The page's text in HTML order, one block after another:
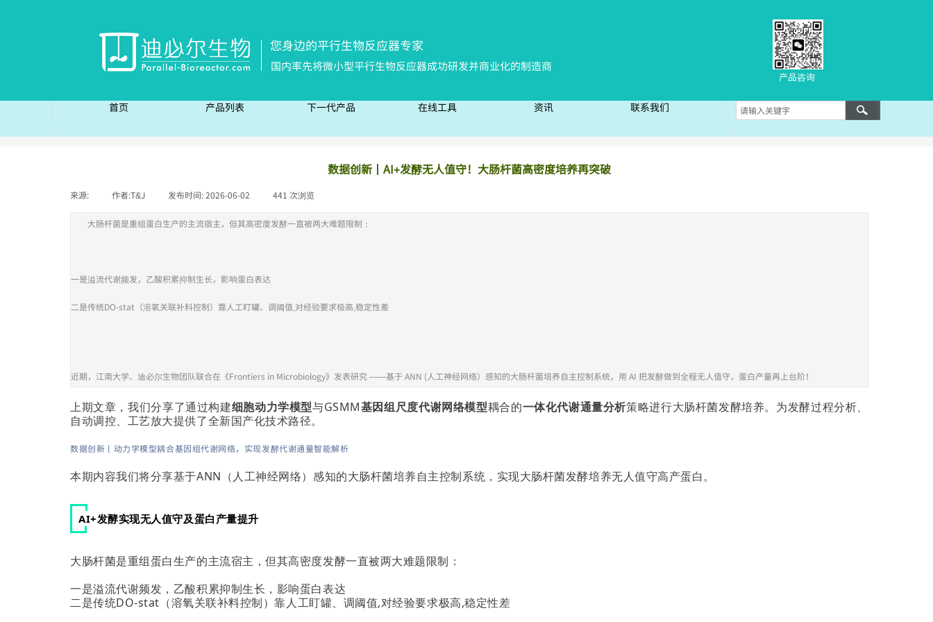
产品咨询
您身边的平行生物反应器专家
国内率先将微小型平行生物反应器成功研发并商业化的制造商
首页 产品列表 下一代产品 在线工具 资讯 联系我们
数据创新丨AI+发酵无人值守！大肠杆菌高密度培养再突破
来源: 作者:T&J 发布时间:2026-06-02 441 次浏览
大肠杆菌是重组蛋白生产的主流宿主，但其高密度发酵一直被两大难题限制：
一是溢流代谢频发，乙酸积累抑制生长，影响蛋白表达
二是传统DO-stat（溶氧关联补料控制）靠人工盯罐、调阈值,对经验要求极高,稳定性差
近期，江南大学、迪必尔生物团队联合在《Frontiers in Microbiology》发表研究 ——基于 ANN (人工神经网络）感知的大肠杆菌培养自主控制系统，用 AI 把发酵做到全程无人值守，蛋白产量再上台阶！
上期文章，我们分享了通过构建细胞动力学模型与GSMM基因组尺度代谢网络模型耦合的一体化代谢通量分析策略进行大肠杆菌发酵培养。为发酵过程分析、
自动调控、工艺放大提供了全新国产化技术路径。
数据创新丨动力学模型耦合基因组代谢网络，实现发酵代谢通量智能解析
本期内容我们将分享基于ANN（人工神经网络）感知的大肠杆菌培养自主控制系统，实现大肠杆菌发酵培养无人值守高产蛋白。
AI+发酵实现无人值守及蛋白产量提升
大肠杆菌是重组蛋白生产的主流宿主，但其高密度发酵一直被两大难题限制：
一是溢流代谢频发，乙酸积累抑制生长，影响蛋白表达
二是传统DO-stat（溶氧关联补料控制）靠人工盯罐、调阈值,对经验要求极高,稳定性差